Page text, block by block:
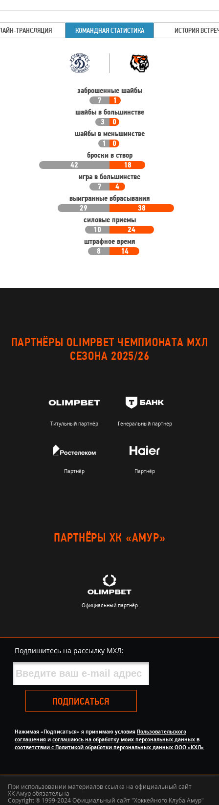
ТРАНСЛЯЦИЯ КОМАНДНАЯ СТАТИСТИКА ИСТОРИЯ
Команда
заброшенные шайбы
7
1
шайбы в большинстве
3
0
шайбы в меньшинстве
1
0
броски в створ
42
18
игра в большинстве
7
4
выигранные вбрасывания
29
38
силовые приемы
10
24
штрафное время
8
14
ПАРТНЁРЫ OLIMPBET ЧЕМПИОНАТА МХЛ
СЕЗОНА 2025/26
Титульный партнёр Генеральный партнер
Партнёр Партнёр
ПАРТНЁРЫ ХК «АМУР»
Официальный партнёр
Подпишитесь на рассылку МХЛ:
ПОДПИСАТЬСЯ
Нажимая «Подписаться» я принимаю условия Пользовательского
соглашения и соглашаюсь на обработку моих персональных данных в
соответствии с Политикой обработки персональных данных ООО «КХЛ»
При использовании материалов ссылка на официальный сайт
ХК Амур обязательна
Copyright ® 1999-2024 Официальный сайт "Хоккейного Клуба Амур"